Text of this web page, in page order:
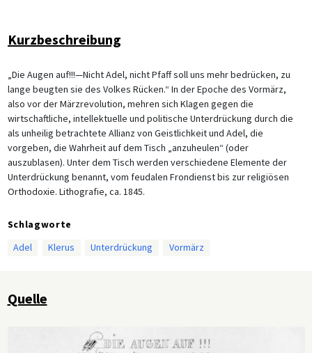
Kurzbeschreibung
„Die Augen auf!!!—Nicht Adel, nicht Pfaff soll uns mehr bedrücken, zu
lange beugten sie des Volkes Rücken.“ In der Epoche des Vormärz,
also vor der Märzrevolution, mehren sich Klagen gegen die
wirtschaftliche, intellektuelle und politische Unterdrückung durch die
als unheilig betrachtete Allianz von Geistlichkeit und Adel, die
vorgeben, die Wahrheit auf dem Tisch „anzuheulen“ (oder
auszublasen). Unter dem Tisch werden verschiedene Elemente der
Unterdrückung benannt, vom feudalen Frondienst bis zur religiösen
Orthodoxie. Lithografie, ca. 1845.
Schlagworte
Adel
Klerus Unterdrückung Vormärz
Quelle